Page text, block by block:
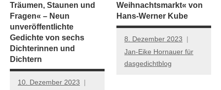
Träumen, Staunen und
Fragen« – Neun
unveröffentlichte
Gedichte von sechs
Dichterinnen und
Dichtern
10. Dezember 2023
Weihnachtsmarkt« von
Hans-Werner Kube
8. Dezember 2023
Jan-Eike Hornauer für
dasgedichtblog